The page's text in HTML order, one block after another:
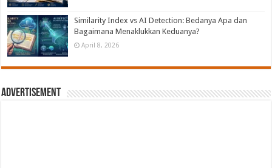
Similarity Index vs AI Detection: Bedanya Apa dan
Bagaimana Menaklukkan Keduanya?
April 8, 2026
Advertisement